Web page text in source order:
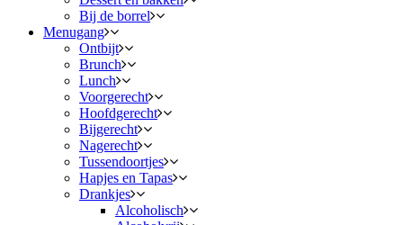
Bij de borrel
Menugang
Ontbijt
Brunch
Lunch
Voorgerecht
Hoofdgerecht
Bijgerecht
Nagerecht
Tussendoortjes
Hapjes en Tapas
Drankjes
Alcoholisch